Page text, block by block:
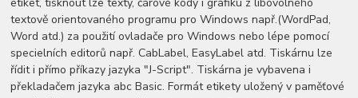
etiket, tisknout lze texty, čárové kódy i grafiku z libovolného
textově orientovaného programu pro Windows např.(WordPad,
Word atd.) za použití ovladače pro Windows nebo lépe pomocí
specielních editorů např. CabLabel, EasyLabel atd. Tiskárnu lze
řídit i přímo příkazy jazyka "J-Script". Tiskárna je vybavena i
překladačem jazyka abc Basic. Formát etikety uložený v paměťové